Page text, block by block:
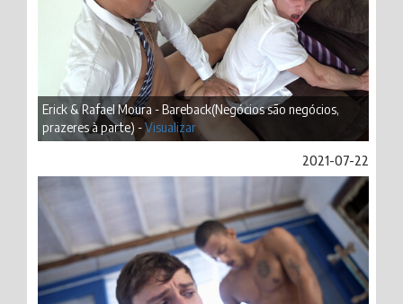
Erick & Rafael Moura - Bareback(Negócios são negócios,
prazeres à parte) -Visualizar
2021-07-22